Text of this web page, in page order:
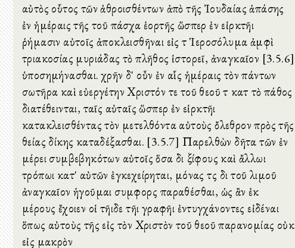
αὐτὸς οὗτος τῶν ἀθροισθέντων ἀπὸ τῆς Ἰουδαίας ἁπάσης
ἐν ἡμέραις τῆς τοῦ πάσχα ἑορτῆς ὥσπερ ἐν εἱρκτῆι
ῥήμασιν αὐτοῖς ἀποκλεισθῆναι εἰς τὰ Ἱεροσόλυμα ἀμφὶ
τριακοσίας μυριάδας τὸ πλῆθος ἱστορεῖ, ἀναγκαῖον [3.5.6]
ὑποσημήνασθαι. χρῆν δ' οὖν ἐν αἷς ἡμέραις τὸν πάντων
σωτῆρα καὶ εὐεργέτην Χριστόν τε τοῦ θεοῦ τὰ κατὰ τὸ πάθος
διατέθεινται, ταῖς αὐταῖς ὥσπερ ἐν εἱρκτῆι
κατακλεισθέντας τὸν μετελθόντα αὐτοὺς ὄλεθρον πρὸς τῆς
θείας δίκης καταδέξασθαι. [3.5.7] Παρελθὼν δῆτα τῶν ἐν
μέρει συμβεβηκότων αὐτοῖς ὅσα διὰ ξίφους καὶ ἄλλωι
τρόπωι κατ' αὐτῶν ἐγκεχείρηται, μόνας τὰς διὰ τοῦ λιμοῦ
ἀναγκαῖον ἡγοῦμαι συμφορὰς παραθέσθαι, ὡς ἂν ἐκ
μέρους ἔχοιεν οἱ τῆιδε τῆι γραφῆι ἐντυγχάνοντες εἰδέναι
ὅπως αὐτοὺς τῆς εἰς τὸν Χριστὸν τοῦ θεοῦ παρανομίας οὐκ
εἰς μακρὸν